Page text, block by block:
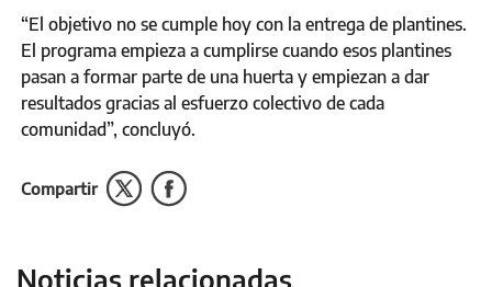
“El objetivo no se cumple hoy con la entrega de plantines.
El programa empieza a cumplirse cuando esos plantines
pasan a formar parte de una huerta y empiezan a dar
resultados gracias al esfuerzo colectivo de cada
comunidad”, concluyó.
Compartir
Noticias relacionadas